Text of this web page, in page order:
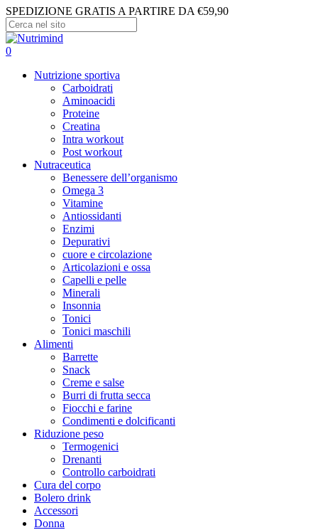
Skip
to
main
content
SPEDIZIONE GRATIS A PARTIRE DA €59,90
Close
Search
search
account
0
Nutrizione sportiva
Carboidrati
Aminoacidi
Proteine
Creatina
Intra workout
Post workout
Nutraceutica
Benessere dell’organismo
Omega 3
Vitamine
Antiossidanti
Enzimi
Depurativi
cuore e circolazione
Articolazioni e ossa
Capelli e pelle
Minerali
Insonnia
Tonici
Tonici maschili
Alimenti
Barrette
Snack
Creme e salse
Burri di frutta secca
Fiocchi e farine
Condimenti e dolcificanti
Riduzione peso
Termogenici
Drenanti
Controllo carboidrati
Cura del corpo
Bolero drink
Accessori
Donna